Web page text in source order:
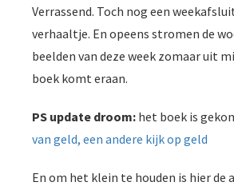
Verrassend. Toch nog een
verhaaltje. En opeens stromen de
beelden van deze week zomaar uit
boek komt eraan.
PS update droom: het boek is
van geld, een andere kijk op geld
En om het klein te houden is hier de